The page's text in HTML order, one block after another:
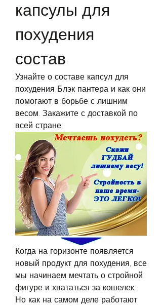
капсулы для
похудения
состав
Узнайте о составе капсул для
похудения Блэк пантера и как они
помогают в борьбе с лишним
весом. Закажите с доставкой по
всей стране!
Когда на горизонте появляется
новый продукт для похудения, все
мы начинаем мечтать о стройной
фигуре и хвататься за кошелек.
Но как на самом деле работают